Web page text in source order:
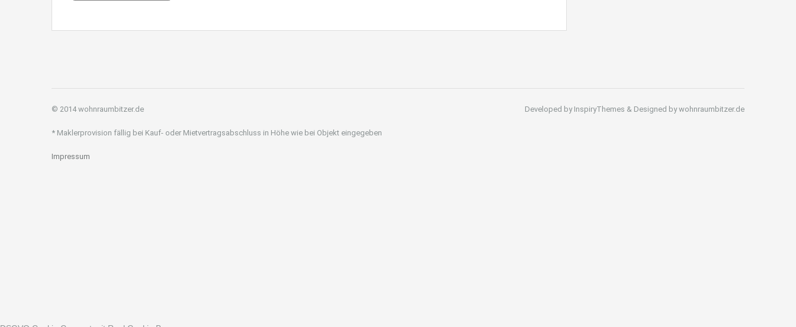
© 2014 wohnraumbitzer.de
* Maklerprovision fällig bei Kauf- oder Mietvertragsabschluss in Höhe wie bei Objekt eingegeben
Impressum
Developed by InspiryThemes & Designed by wohnraumbitzer.de